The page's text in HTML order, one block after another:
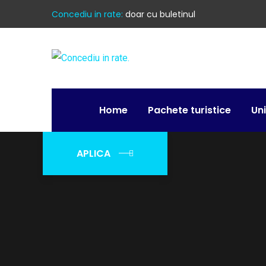
Concediu in rate: doar cu buletinul
Home Pachete turistice
APLICA